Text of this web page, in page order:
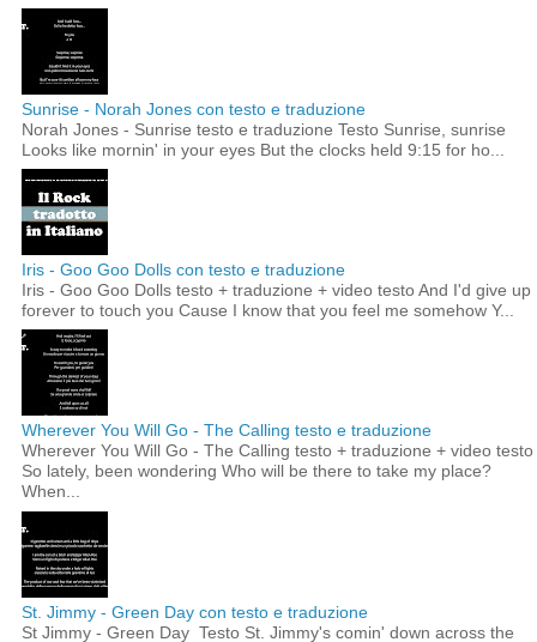
Sunrise - Norah Jones con testo e traduzione
Norah Jones - Sunrise testo e traduzione Testo Sunrise, sunrise
Looks like mornin' in your eyes But the clocks held 9:15 for ho...
Iris - Goo Goo Dolls con testo e traduzione
Iris - Goo Goo Dolls testo + traduzione + video testo And I'd give up
forever to touch you Cause I know that you feel me somehow Y...
Wherever You Will Go - The Calling testo e traduzione
Wherever You Will Go - The Calling testo + traduzione + video testo
So lately, been wondering Who will be there to take my place?
When...
St. Jimmy - Green Day con testo e traduzione
St Jimmy - Green Day Testo St. Jimmy's comin' down across the